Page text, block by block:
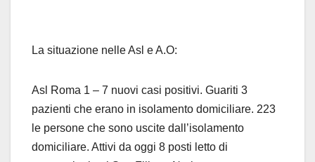
La situazione nelle Asl e A.O:
Asl Roma 1 – 7 nuovi casi positivi. Guariti 3
pazienti che erano in isolamento domiciliare. 223
le persone che sono uscite dall’isolamento
domiciliare. Attivi da oggi 8 posti letto di